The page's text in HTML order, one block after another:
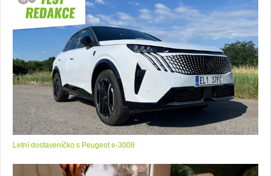
Letní dostaveníčko s Peugeot e-3008